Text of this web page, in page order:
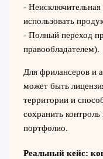
- Неисключительная
использовать
- Полный переход
правообладателем).
Для фрилансеров и
может быть
территории и
сохранить контроль
портфолио.
Реальный кейс: